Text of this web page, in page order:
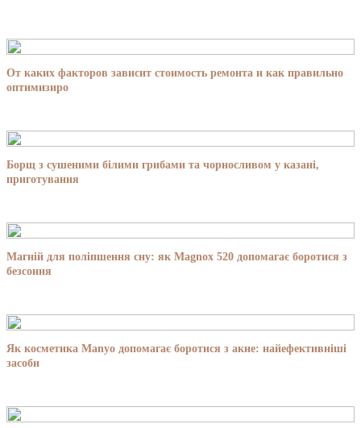
От каких факторов зависит стоимость ремонта и как правильно
оптимизиро
Борщ з сушеними білими грибами та чорносливом у казані,
приготування
Магній для поліпшення сну: як Magnox 520 допомагає боротися з
безсоння
Як косметика Manyo допомагає боротися з акне: найефективніші
засоби